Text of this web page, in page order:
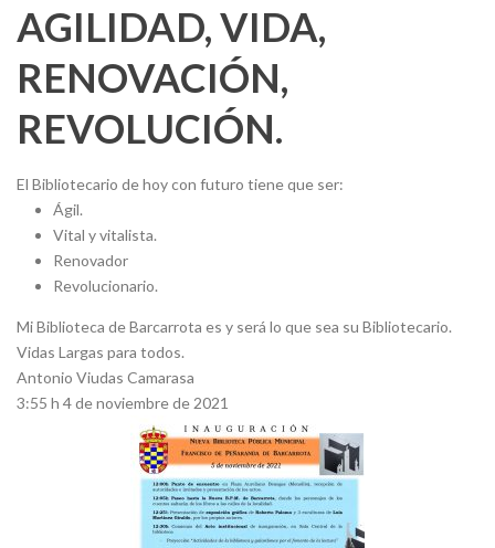
AGILIDAD, VIDA,
RENOVACIÓN,
REVOLUCIÓN.
El Bibliotecario de hoy con futuro tiene que ser:
Ágil.
Vital y vitalista.
Renovador
Revolucionario.
Mi Biblioteca de Barcarrota es y será lo que sea su Bibliotecario.
Vidas Largas para todos.
Antonio Viudas Camarasa
3:55 h 4 de noviembre de 2021